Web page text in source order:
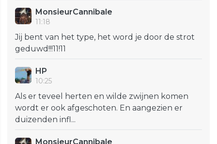
MonsieurCannibale
11:18
Jij bent van het type, het word je door de strot
geduwd!!!11!11
HP
10:25
Als er teveel herten en wilde zwijnen komen
wordt er ook afgeschoten. En aangezien er
duizenden infl...
MonsieurCannibale